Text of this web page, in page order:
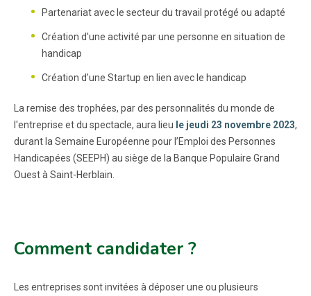
Partenariat avec le secteur du travail protégé ou adapté
Création d'une activité par une personne en situation de
handicap
Création d’une Startup en lien avec le handicap
La remise des trophées, par des personnalités du monde de
l'entreprise et du spectacle, aura lieu le jeudi 23 novembre 2023,
durant la Semaine Européenne pour l’Emploi des Personnes
Handicapées (SEEPH) au siège de la Banque Populaire Grand
Ouest à Saint-Herblain.
Comment candidater ?
Les entreprises sont invitées à déposer une ou plusieurs